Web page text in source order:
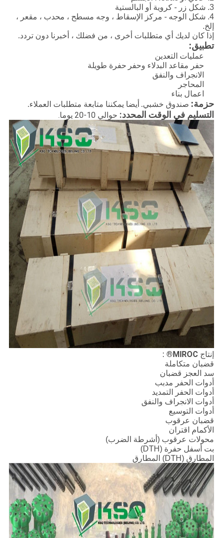
3. شكل زر - كروية أو البالستية
4. شكل الوجه - مركز الإسقاط ، وجه مسطح ، محدب ، مقعر ،
إلخ.
إذا كان لديك أي متطلبات أخرى ، من فضلك ، أخبرنا دون تردد.
تطبيق:
عمليات التعدين
حفر مقاعد البدلاء وحفر حفرة طويلة
الانجراف والنفق
المحاجر
اعمال بناء
حزمة: صندوق خشبي. أيضا يمكننا متابعة متطلبات العملاء.
التسليم في الوقت المحدد: حوالي 10-20 يوما.
إنتاج MIROC®
:
قضبان متكاملة
سد العجز قضبان
أدوات الحفر مدبب
أدوات الحفر التمديد
أدوات الانجراف والنفق
أدوات التوسيع
قضبان عرقوب
الأكمام اقتران
محولات عرقوب (أشرطة الضرب)
بت أسفل حفرة (DTH)
المطارق (DTH) المطارق